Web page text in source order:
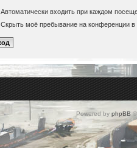
Автоматически входить при каждом
Скрыть моё пребывание на конференции в
Powered by phpBB©